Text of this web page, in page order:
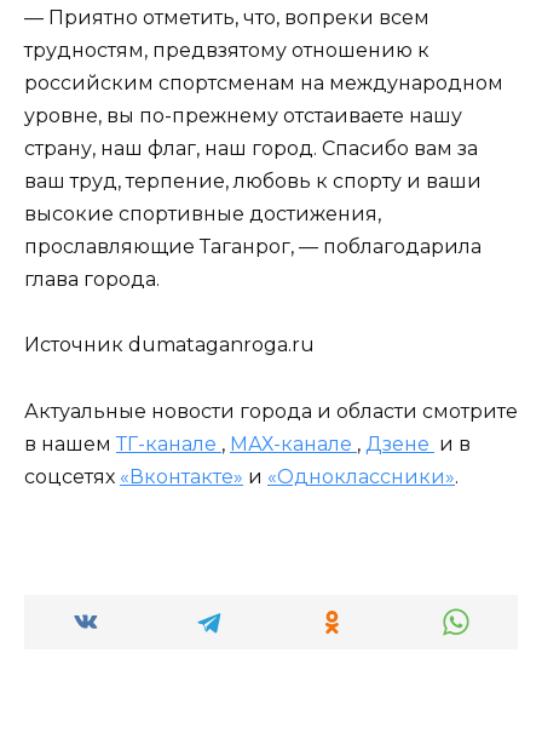
— Приятно отметить, что, вопреки всем
трудностям, предвзятому отношению к
российским спортсменам на международном
уровне, вы по-прежнему отстаиваете нашу
страну, наш флаг, наш город. Спасибо вам за
ваш труд, терпение, любовь к спорту и ваши
высокие спортивные достижения,
прославляющие Таганрог, — поблагодарила
глава города.
Источник dumataganroga.ru
Актуальные новости города и области смотрите
в нашем ТГ-канале , МАХ-канале , Дзене и в
соцсетях «Вконтакте» и «Одноклассники».